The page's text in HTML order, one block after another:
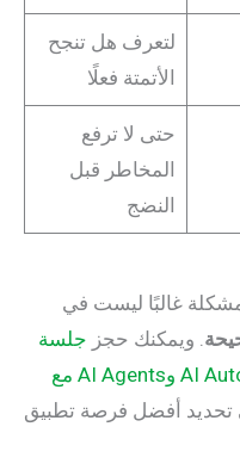
لتعرف هل تنجح
الأتمتة فعلًا
حتى لا ترفع
المخاطر قبل
النضج
غالبًا ليست في
. ويمكنك حجز جلسة
استشارة استراتيجية في AI Automation وAI Agents مع
أفضل فرصة تطبيق